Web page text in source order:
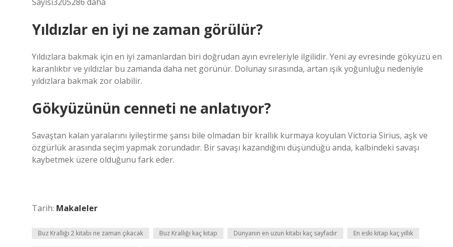
Yıldızlar en iyi ne zaman görülür?
Yıldızlara bakmak için en iyi zamanlardan biri doğrudan ayın evreleriyle ilgilidir. Yeni ay evresinde gökyüzü en
karanlıktır ve yıldızlar bu zamanda daha net görünür. Dolunay sırasında, artan ışık yoğunluğu nedeniyle
yıldızlara bakmak zor olabilir.
Gökyüzünün cenneti ne anlatıyor?
Savaştan kalan yaralarını iyileştirme şansı bile olmadan bir krallık kurmaya koyulan Victoria Sirius, aşk ve
özgürlük arasında seçim yapmak zorundadır. Bir savaşı kazandığını düşündüğü anda, kalbindeki savaşı
kaybetmek üzere olduğunu fark eder.
Tarih: Makaleler
Buz Krallığı 2 kitabı ne zaman çıkacak Buz Krallığı kaç kitap Dünyanın en uzun kitabı kaç sayfadır En eski kitap kaç yıllık